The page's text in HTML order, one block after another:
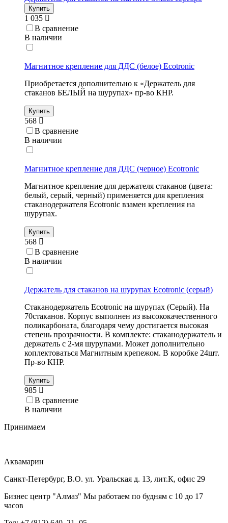
Купить
1 035
В сравнение
В наличии
Магнитное крепление для ДДС (белое) Ecotronic
Приобретается дополнительно к «Держатель для
стаканов БЕЛЫЙ на шурупах» пр-во КНР.
Купить
568
В сравнение
В наличии
Магнитное крепление для ДДС (черное) Ecotronic
Магнитное крепление для держателя стаканов (цвета:
белый, серый, черный) применяется для крепления
стаканодержателя Ecotronic взамен крепления на
шурупах.
Купить
568
В сравнение
В наличии
Держатель для стаканов на шурупах Ecotronic (серый)
Стаканодержатель Ecotronic на шурупах (Серый). На
70стаканов. Корпус выполнен из высококачественного
поликарбоната, благодаря чему достигается высокая
степень прозрачности. В комплекте: стаканодержатель и
держатель с 2-мя шурупами. Может дополнительно
коплектоваться Магнитным крепежом. В коробке 24шт.
Пр-во КНР.
Купить
985
В сравнение
В наличии
Принимаем
Аквамарин
Санкт-Петербург, В.О. ул. Уральская д. 13, лит.К, офис 29
Бизнес центр "Алмаз" Мы работаем по будням с 10 до 17
часов